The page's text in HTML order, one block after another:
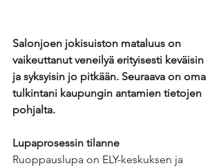
Salonjoen jokisuiston mataluus on
vaikeuttanut veneilyä erityisesti keväisin
ja syksyisin jo pitkään. Seuraava on oma
tulkintani kaupungin antamien tietojen
pohjalta.
Lupaprosessin tilanne
Ruoppauslupa on ELY-keskuksen ja